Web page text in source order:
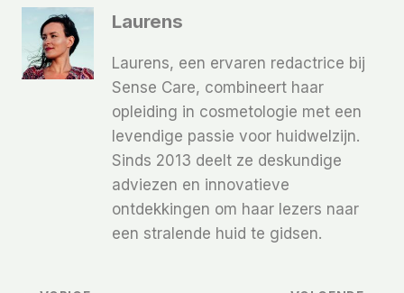
Laurens
Laurens, een ervaren redactrice bij
Sense Care, combineert haar
opleiding in cosmetologie met een
levendige passie voor huidwelzijn.
Sinds 2013 deelt ze deskundige
adviezen en innovatieve
ontdekkingen om haar lezers naar
een stralende huid te gidsen.